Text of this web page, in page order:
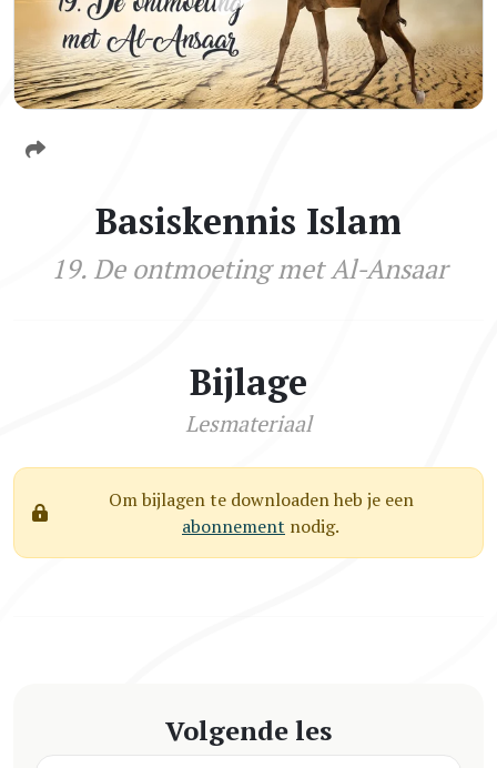
Basiskennis Islam
19. De ontmoeting met Al-Ansaar
Bijlage
Lesmateriaal
Om bijlagen te downloaden heb je een
abonnement nodig.
Volgende les